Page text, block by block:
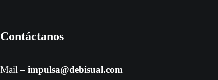
Contáctanos
Mail – impulsa@debisual.com